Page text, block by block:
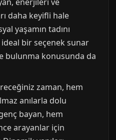
daha keyifli hale
yaşamın tadını
bir seçenek sunar
bulunma konusunda da
zaman, hem
anılarla dolu
bayan, hem
arayanlar için